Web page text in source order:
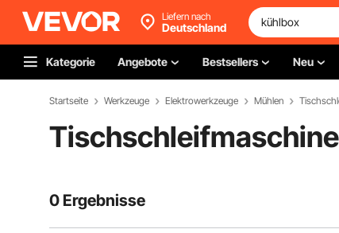
Liefern nach
Deutschland
Kategorie Angebote Bestsellers Neu
Startseite Werkzeuge Elektrowerkzeuge Mühlen
Tischschleifmaschine
0 Ergebnisse